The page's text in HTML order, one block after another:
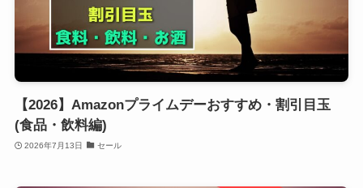
【2026】Amazonプライムデーおすすめ・割引目玉
(食品・飲料編)
2026年7月13日 セール